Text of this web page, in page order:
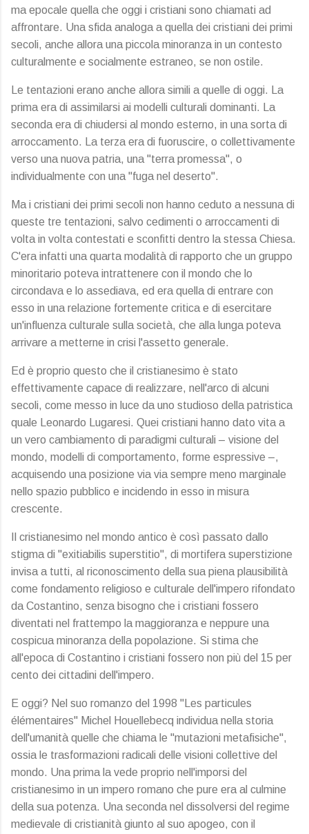
ma epocale quella che oggi i cristiani sono chiamati ad
affrontare. Una sfida analoga a quella dei cristiani dei primi
secoli, anche allora una piccola minoranza in un contesto
culturalmente e socialmente estraneo, se non ostile.
Le tentazioni erano anche allora simili a quelle di oggi. La
prima era di assimilarsi ai modelli culturali dominanti. La
seconda era di chiudersi al mondo esterno, in una sorta di
arroccamento. La terza era di fuoruscire, o collettivamente
verso una nuova patria, una "terra promessa", o
individualmente con una "fuga nel deserto".
Ma i cristiani dei primi secoli non hanno ceduto a nessuna di
queste tre tentazioni, salvo cedimenti o arroccamenti di
volta in volta contestati e sconfitti dentro la stessa Chiesa.
C'era infatti una quarta modalità di rapporto che un gruppo
minoritario poteva intrattenere con il mondo che lo
circondava e lo assediava, ed era quella di entrare con
esso in una relazione fortemente critica e di esercitare
un'influenza culturale sulla società, che alla lunga poteva
arrivare a metterne in crisi l'assetto generale.
Ed è proprio questo che il cristianesimo è stato
effettivamente capace di realizzare, nell'arco di alcuni
secoli, come messo in luce da uno studioso della patristica
quale Leonardo Lugaresi. Quei cristiani hanno dato vita a
un vero cambiamento di paradigmi culturali – visione del
mondo, modelli di comportamento, forme espressive –,
acquisendo una posizione via via sempre meno marginale
nello spazio pubblico e incidendo in esso in misura
crescente.
Il cristianesimo nel mondo antico è così passato dallo
stigma di "exitiabilis superstitio", di mortifera superstizione
invisa a tutti, al riconoscimento della sua piena plausibilità
come fondamento religioso e culturale dell'impero rifondato
da Costantino, senza bisogno che i cristiani fossero
diventati nel frattempo la maggioranza e neppure una
cospicua minoranza della popolazione. Si stima che
all'epoca di Costantino i cristiani fossero non più del 15 per
cento dei cittadini dell'impero.
E oggi? Nel suo romanzo del 1998 "Les particules
élémentaires" Michel Houellebecq individua nella storia
dell'umanità quelle che chiama le "mutazioni metafisiche",
ossia le trasformazioni radicali delle visioni collettive del
mondo. Una prima la vede proprio nell'imporsi del
cristianesimo in un impero romano che pure era al culmine
della sua potenza. Una seconda nel dissolversi del regime
medievale di cristianità giunto al suo apogeo, con il